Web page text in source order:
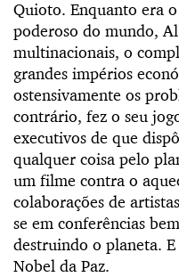
Quioto. Enquanto era
poderoso do mundo,
multinacionais, o
grandes impérios
ostensivamente os
contrário, fez o seu
executivos de que
qualquer coisa pelo
um filme contra o
colaborações de
se em conferências
destruindo o planeta.
Nobel da Paz.